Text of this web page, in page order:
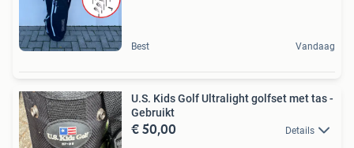
Best Vandaag
U.S. Kids Golf Ultralight golfset met tas -
Gebruikt
€ 50,00 Details